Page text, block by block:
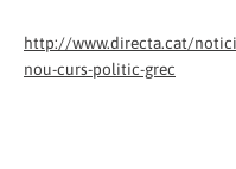
http://www.directa.cat/
nou-curs-politic-grec